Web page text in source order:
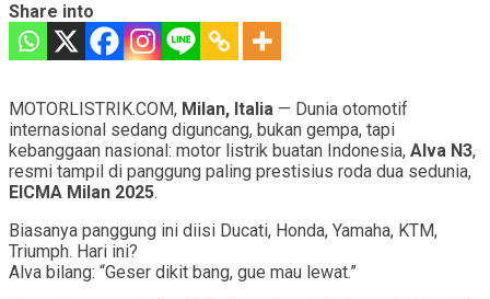
Share into
MOTORLISTRIK.COM, Milan, Italia — Dunia otomotif
internasional sedang diguncang, bukan gempa, tapi
kebanggaan nasional: motor listrik buatan Indonesia, Alva N3,
resmi tampil di panggung paling prestisius roda dua sedunia,
EICMA Milan 2025.
Biasanya panggung ini diisi Ducati, Honda, Yamaha, KTM,
Triumph. Hari ini?
Alva bilang: “Geser dikit bang, gue mau lewat.”